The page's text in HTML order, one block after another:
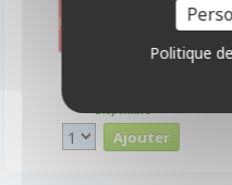
Disponible
Politique